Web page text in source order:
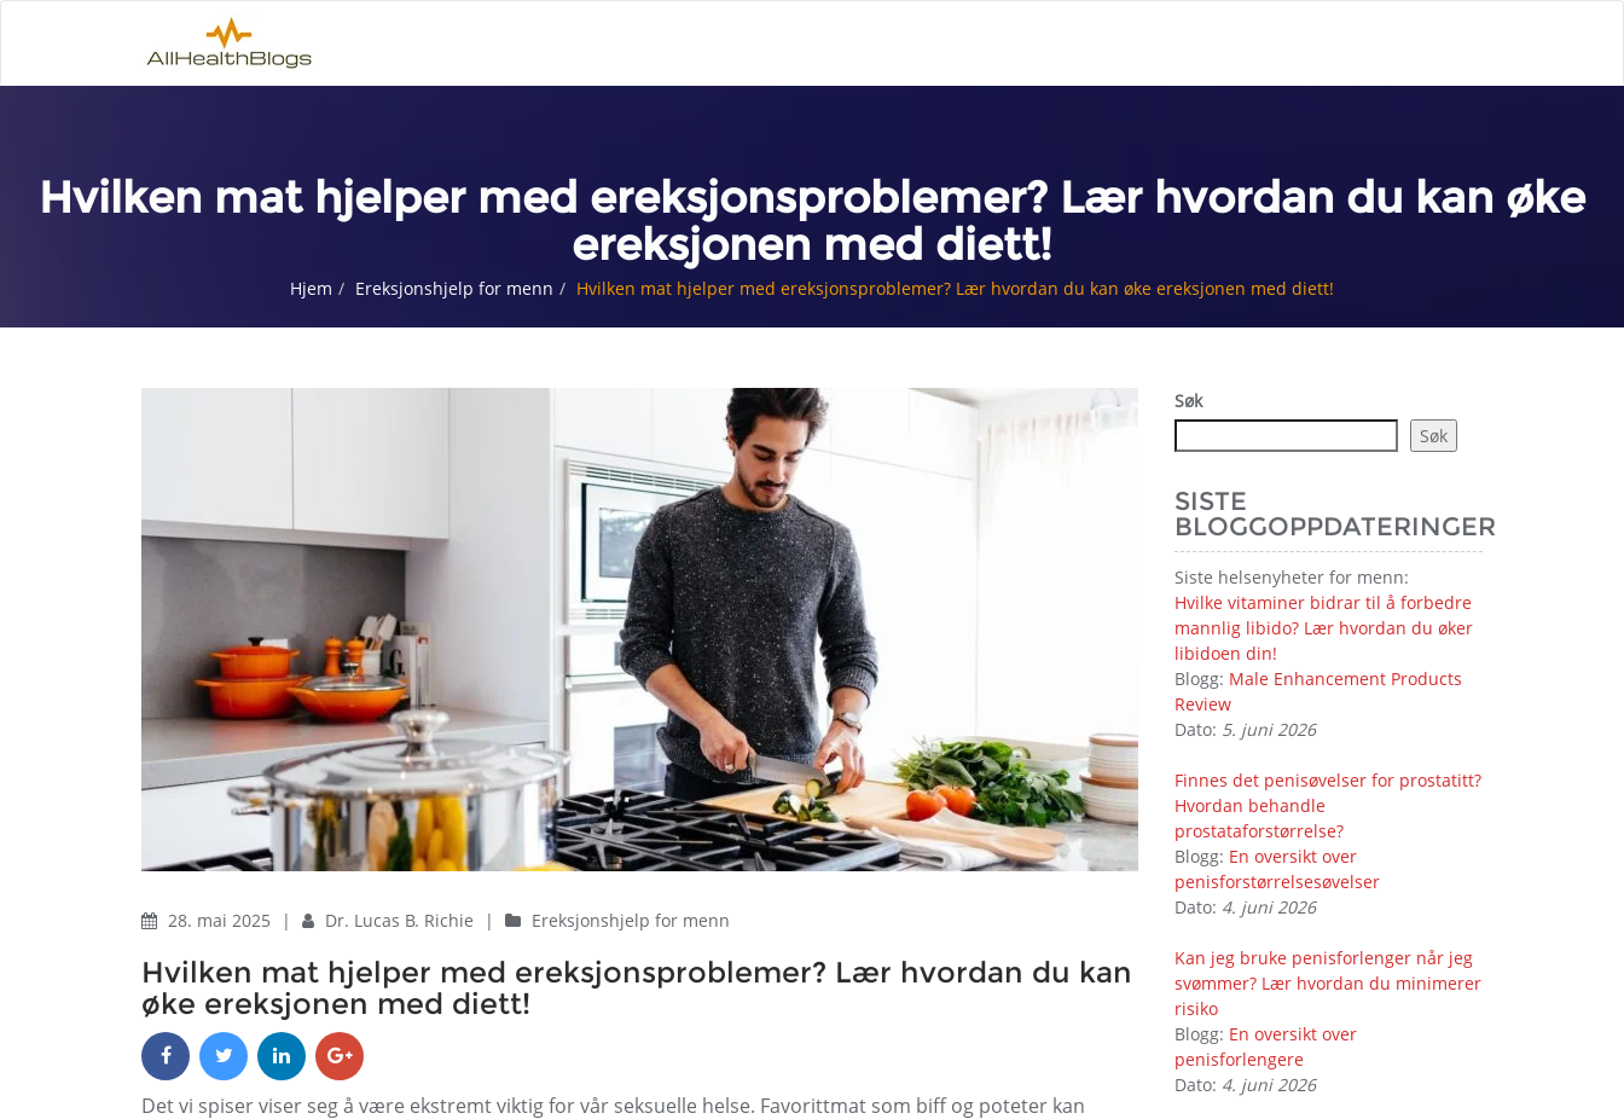
Hvilken mat hjelper med ereksjonsproblemer? Lær hvordan du kan øke
ereksjonen med diett!
Hjem Ereksjonshjelp for menn Hvilken mat hjelper med ereksjonsproblemer? Lær hvordan du kan øke ereksjonen med diett!
28. mai 2025 | Dr. Lucas B. Richie | Ereksjonshjelp for menn
Hvilken mat hjelper med ereksjonsproblemer? Lær hvordan du kan
øke ereksjonen med diett!
Det vi spiser viser seg å være ekstremt viktig for vår seksuelle helse. Favorittmat som biff og poteter kan
Søk
Søk
SISTE
BLOGGOPPDATERINGER
Siste helsenyheter for menn:
Hvilke vitaminer bidrar til å forbedre
mannlig libido? Lær hvordan du øker
libidoen din!
Blogg: Male Enhancement Products
Review
Dato: 5. juni 2026
Finnes det penisøvelser for prostatitt?
Hvordan behandle
prostataforstørrelse?
Blogg: En oversikt over
penisforstørrelsesøvelser
Dato: 4. juni 2026
Kan jeg bruke penisforlenger når jeg
svømmer? Lær hvordan du minimerer
risiko
Blogg: En oversikt over
penisforlengere
Dato: 4. juni 2026